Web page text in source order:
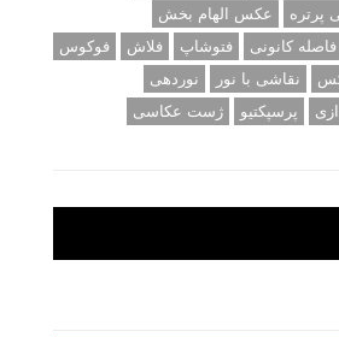
پرتره
عکس الهام بخش
فاصله کانونی فتوشاپ فلاش
فوکوس
نقاشی با نور
نوردهی
پرسپکتیو ژست عکاسی